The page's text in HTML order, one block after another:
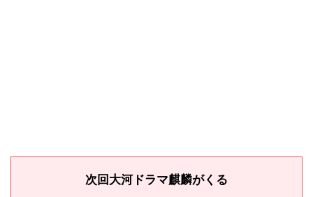
次回大河ドラマ麒麟がくる